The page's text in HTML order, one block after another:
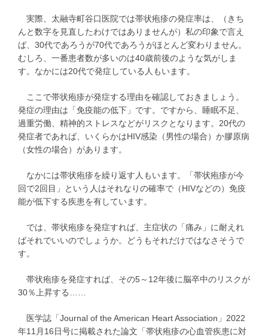
実際、太融寺町谷口医院では帯状疱疹の発症率は、（きち
んと数字を見直したわけではありませんが）私の印象で言え
ば、30代であろうが70代であろうがほとんど変わりません。
むしろ、一番患者数が多いのは40歳前後のような気がしま
す。なかには20代で発症している人もいます。
ここで帯状疱疹が発症する理由を確認しておきましょう。
発症の理由は「免疫能の低下」です。ですから、睡眠不足、
過重労働、精神的ストレスなどがリスクとなります。20代の
発症者であれば、いくらかはHIV感染（男性の場合）か膠原病
（女性の場合）があります。
なかには帯状疱疹を繰り返す人もいます。「帯状疱疹が今
回で2回目」という人はそれなりの確率で（HIVなどの）免疫
能が低下する疾患を有しています。
では、帯状疱疹を発症すれば、主症状の「痛み」に耐えれ
ばそれでいいのでしょうか。どうもそれだけではなさそうで
す。
帯状疱疹を発症すれば、その5～12年後に脳卒中のリスクが
30％上昇する……
医学誌「Journal of the American Heart Association」2022
年11月16日号に掲載された論文「帯状疱疹の心血管疾患に対